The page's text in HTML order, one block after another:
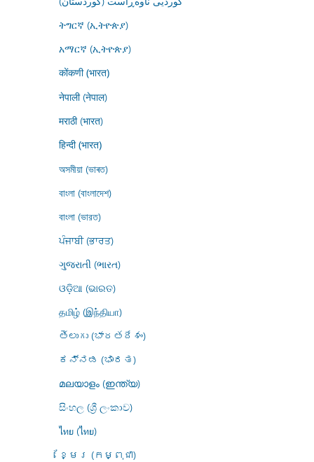
ትግርኛ (ኢትዮጵያ)
አማርኛ (ኢትዮጵያ)
कोंकणी (भारत)
नेपाली (नेपाल)
मराठी (भारत)
हिन्दी (भारत)
অসমীয়া (ভাৰত)
বাংলা (বাংলাদেশ)
বাংলা (ভারত)
ਪੰਜਾਬੀ (ਭਾਰਤ)
ગુજરાતી (ભારત)
ଓଡ଼ିଆ (ଭାରତ)
தமிழ் (இந்தியா)
తెలుగు (భారతదేశం)
ಕನ್ನಡ (ಭಾರತ)
മലയാളം (ഇന്ത്യ)
සිංහල (ශ්‍රී ලංකාව)
ไทย (ไทย)
ខ្មែរ (កម្ពុជា)